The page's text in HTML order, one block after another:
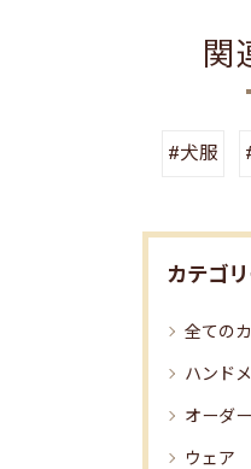
関
#犬服
カテゴ
全ての
ハンド
オーダ
ウェア